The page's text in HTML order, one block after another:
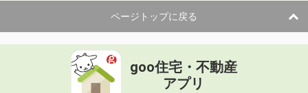
ページトップに戻る
goo住宅・不動産
アプリ